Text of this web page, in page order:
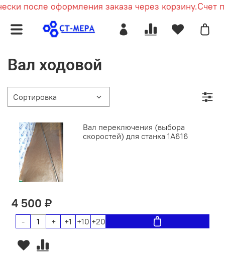
после оформления заказа через корзину.Счет
Вал ходовой
Вал переключения (выбора
скоростей) для станка 1А616
4 500 ₽
- + +1 +10 +20